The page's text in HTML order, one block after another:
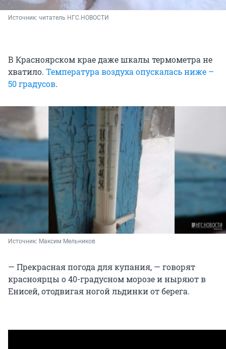
Источник: читатель НГС.НОВОСТИ
В Красноярском крае даже шкалы термометра не
хватило. Температура воздуха опускалась ниже –
50 градусов.
Источник: Максим Мельников
— Прекрасная погода для купания, — говорят
красноярцы о 40-градусном морозе и ныряют в
Енисей, отодвигая ногой льдинки от берега.